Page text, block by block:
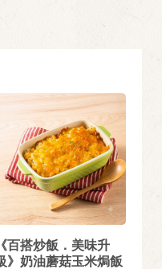
《百搭炒飯．美味升
》奶油蘑菇玉米焗飯